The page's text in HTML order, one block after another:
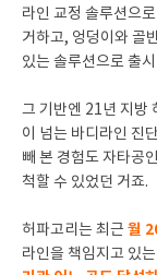
라인 교정 솔루션으
거하고, 엉덩이와 골
있는 솔루션으로 출
그 기반엔 21년 지방
이 넘는 바디라인 진
빼 본 경험도 자타공
척할 수 있었던 거죠.
허파고리는 최근월
라인을 책임지고 있